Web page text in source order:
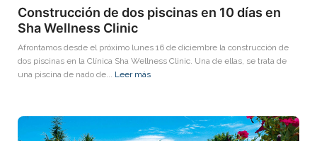
Construcción de dos piscinas en 10 días en
Sha Wellness Clinic
Afrontamos desde el próximo lunes 16 de diciembre la construcción de
dos piscinas en la Clínica Sha Wellness Clinic. Una de ellas, se trata de
una piscina de nado de... Leer más